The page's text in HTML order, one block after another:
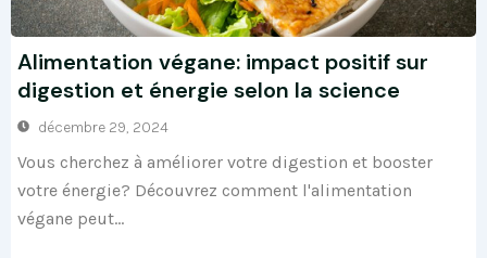
Alimentation végane: impact positif sur
digestion et énergie selon la science
décembre 29, 2024
Vous cherchez à améliorer votre digestion et booster
votre énergie? Découvrez comment l'alimentation
végane peut...